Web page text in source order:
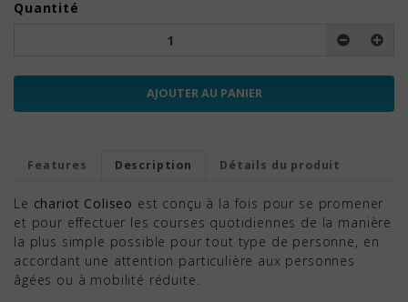
Quantité
AJOUTER AU PANIER
Features Description Détails du produit
Le chariot Coliseo est conçu à la fois pour se promener
et pour effectuer les courses quotidiennes de la manière
la plus simple possible pour tout type de personne, en
accordant une attention particulière aux personnes
âgées ou à mobilité réduite.